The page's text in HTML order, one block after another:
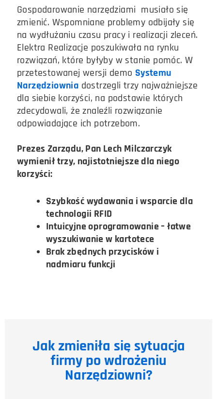
Gospodarowanie narzędziami musiało się
zmienić. Wspomniane problemy odbijały się
na wydłużaniu czasu pracy i realizacji zleceń.
Elektra Realizacje poszukiwała na rynku
rozwiązań, które byłyby w stanie pomóc. W
przetestowanej wersji demo Systemu
Narzędziownia dostrzegli trzy najważniejsze
dla siebie korzyści, na podstawie których
zdecydowali, że znaleźli rozwiązanie
odpowiadające ich potrzebom.
Prezes Zarządu, Pan Lech Milczarczyk
wymienił trzy, najistotniejsze dla niego
korzyści:
Szybkość wydawania i wsparcie dla
technologii RFID
Intuicyjne oprogramowanie – łatwe
wyszukiwanie w kartotece
Brak zbędnych przycisków i
nadmiaru funkcji
Jak zmieniła się sytuacja
firmy po wdrożeniu
Narzędziowni?